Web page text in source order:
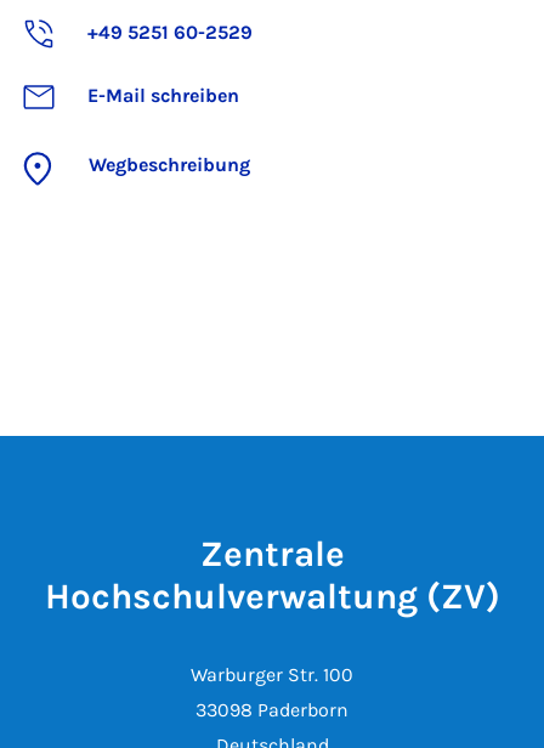
+49 5251 60-2529
E-Mail schreiben
Wegbeschreibung
Zentrale
Hochschulverwaltung (ZV)
Warburger Str. 100
33098 Paderborn